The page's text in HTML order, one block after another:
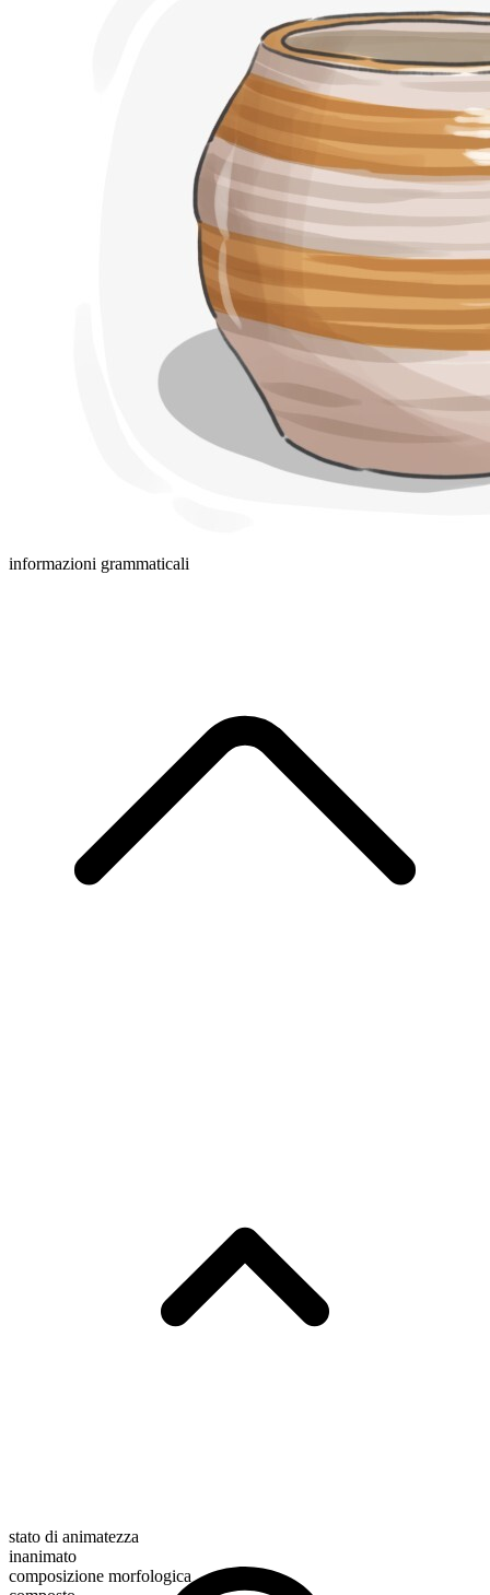
informazioni grammaticali
stato di animatezza
inanimato
composizione morfologica